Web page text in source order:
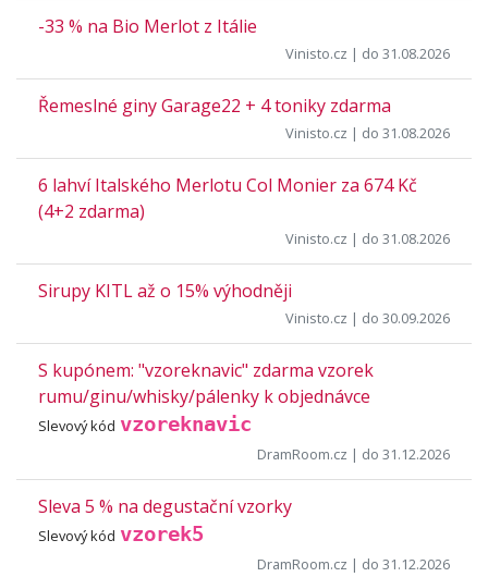
-33 % na Bio Merlot z Itálie
Vinisto.cz | do 31.08.2026
Řemeslné giny Garage22 + 4 toniky zdarma
Vinisto.cz | do 31.08.2026
6 lahví Italského Merlotu Col Monier za 674 Kč
(4+2 zdarma)
Vinisto.cz | do 31.08.2026
Sirupy KITL až o 15% výhodněji
Vinisto.cz | do 30.09.2026
S kupónem: "vzoreknavic" zdarma vzorek
rumu/ginu/whisky/pálenky k objednávce
Slevový kód vzoreknavic
DramRoom.cz | do 31.12.2026
Sleva 5 % na degustační vzorky
Slevový kód vzorek5
DramRoom.cz | do 31.12.2026